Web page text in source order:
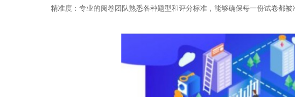
精准度：专业的阅卷团队熟悉各种题型和评分标准，能够确保每一份试卷都被